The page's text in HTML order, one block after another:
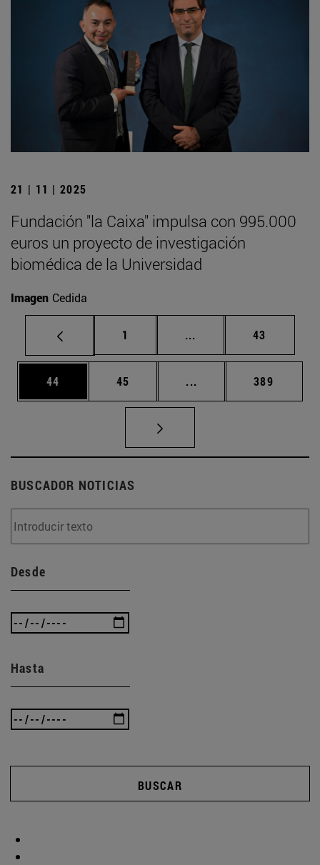
21 | 11 | 2025
Fundación "la Caixa" impulsa con 995.000
euros un proyecto de investigación
biomédica de la Universidad
Imagen Cedida
Página
1 ... Páginas intermedias
Página
43
Página
44 Página
45 ... Páginas intermedias
Página
389
BUSCADOR NOTICIAS
Desde
Hasta
BUSCAR